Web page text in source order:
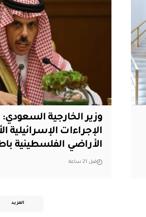
وزير الخارجية
الإجراءات الإسرائيلية
الأراضي الفلسطينية
قبل 21 ساعة
المزيد